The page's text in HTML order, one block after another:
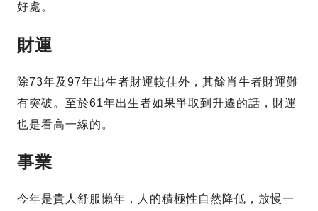
好處。
財運
除73年及97年出生者財運較佳外，其餘肖牛者財運難
有突破。至於61年出生者如果爭取到升遷的話，財運
也是看高一線的。
事業
今年是貴人舒服懶年，人的積極性自然降低，放慢一